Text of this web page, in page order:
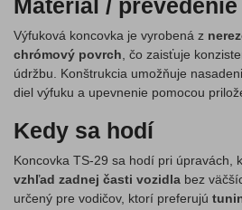
Materiál / prevedenie
Výfuková koncovka je vyrobená z
chrómový povrch , čo zaisťuje
údržbu. Konštrukcia umožňuje
diel výfuku a upevnenie pomocou
Kedy sa hodí
Koncovka TS-29 sa hodí pri úpravách,
vzhľad zadnej časti vozidla bez
určený pre vodičov, ktorí preferujú